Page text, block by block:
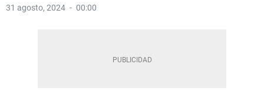
31 agosto, 2024 00:00